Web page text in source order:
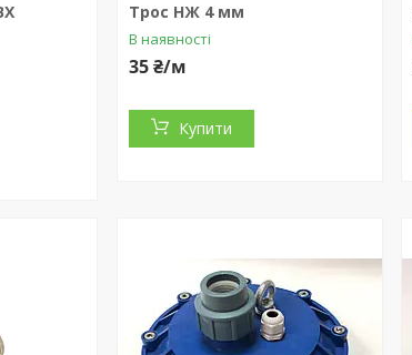
Трос НЖ 4 мм
В наявності
35 ₴/м
Купити